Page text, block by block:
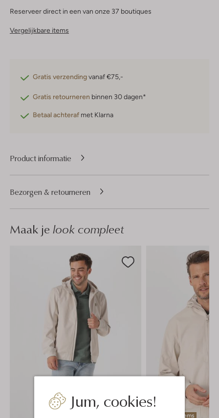
Jum, cookies!
Reserveer direct in een van onze 37 boutiques
Vergelijkbare items
Gratis verzendingvanaf €75,-
Gratis retourneren binnen 30 dagen*
Betaal achteraf met Klarna
Product informatie
Bezorgen & retourneren
Maak je look compleet
Laatste items